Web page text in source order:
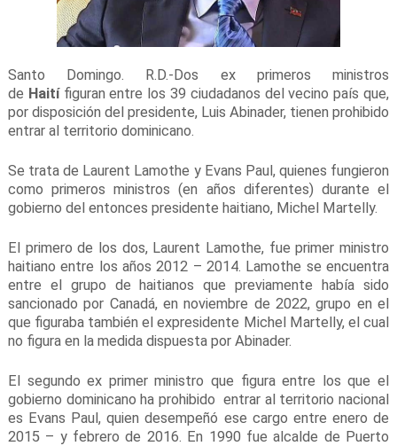
Santo Domingo. R.D.-Dos ex primeros ministros
de Haitífiguran entre los 39 ciudadanos del vecino país que,
por disposición del presidente, Luis Abinader, tienen prohibido
entrar al territorio dominicano.
Se trata de Laurent Lamothe y Evans Paul, quienes fungieron
como primeros ministros (en años diferentes) durante el
gobierno del entonces presidente haitiano, Michel Martelly.
El primero de los dos, Laurent Lamothe, fue primer ministro
haitiano entre los años 2012 – 2014. Lamothe se encuentra
entre el grupo de haitianos que previamente había sido
sancionado por Canadá, en noviembre de 2022, grupo en el
que figuraba también el expresidente Michel Martelly, el cual
no figura en la medida dispuesta por Abinader.
El segundo ex primer ministro que figura entre los que el
gobierno dominicano ha prohibido entrar al territorio nacional
es Evans Paul, quien desempeñó ese cargo entre enero de
2015 – y febrero de 2016. En 1990 fue alcalde de Puerto